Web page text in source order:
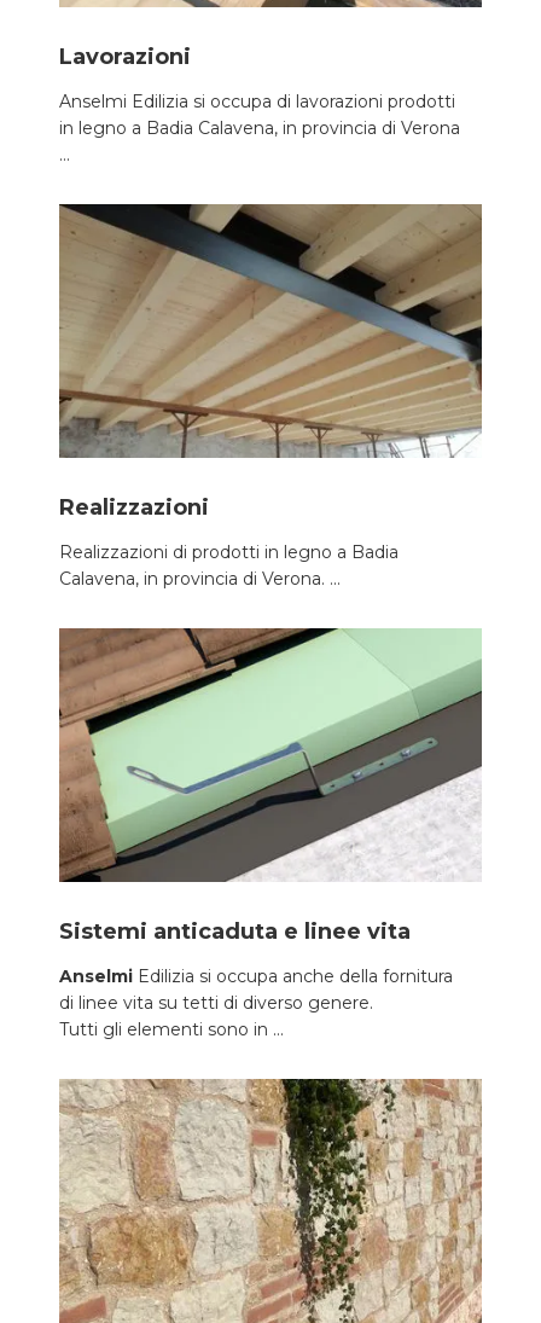
Lavorazioni
Anselmi Edilizia si occupa di lavorazioni prodotti
in legno a Badia Calavena, in provincia di Verona
...
Realizzazioni
Realizzazioni di prodotti in legno a Badia
Calavena, in provincia di Verona. ...
Sistemi anticaduta e linee vita
Anselmi Edilizia si occupa anche della fornitura
di linee vita su tetti di diverso genere.
Tutti gli elementi sono in ...